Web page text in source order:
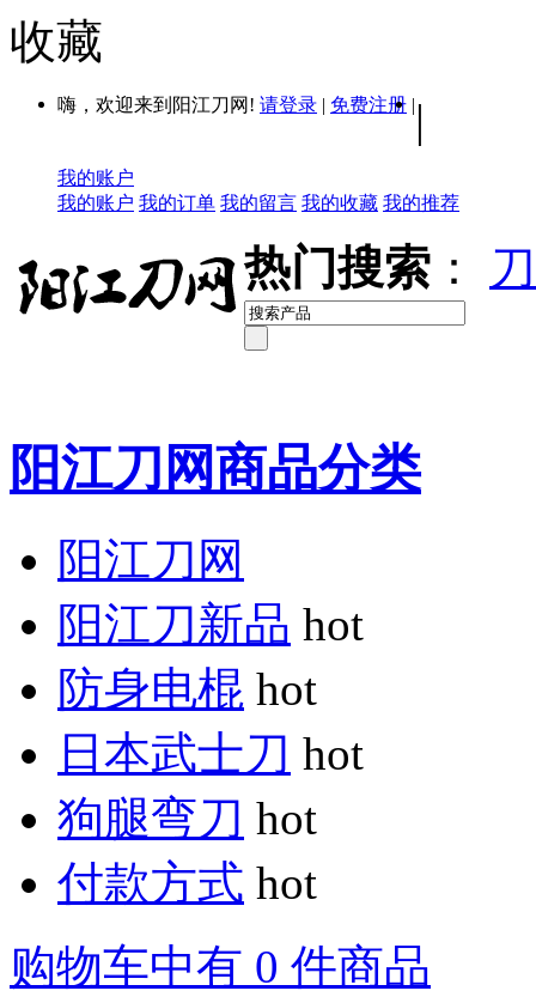
收藏
嗨，欢迎来到阳江刀网! 请登录 | 免费注册 | |
我的账户
我的账户 我的订单 我的留言 我的收藏 我的推荐
热门搜索 ：
阳江刀网商品分类
阳江刀网
阳江刀新品 hot
防身电棍 hot
日本武士刀 hot
狗腿弯刀 hot
付款方式 hot
购物车中有 0 件商品